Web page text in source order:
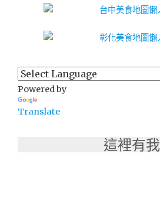
Powered by
Translate
這裡有我